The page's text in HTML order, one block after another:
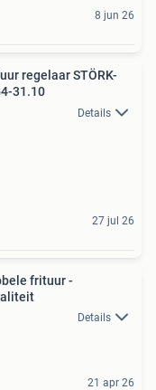
8 jun 26
regelaar STÖRK-
31.10
Details
27 jul 26
frituur -
Details
21 apr 26